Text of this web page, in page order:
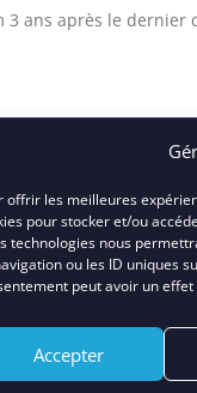
offrir les meilleures
pour stocker et/ou
technologies nous
ou les ID uniques
peut avoir un
Accepter
3 ans après le dernier
de portabilité de
sans votre
: cnpd.public.lu